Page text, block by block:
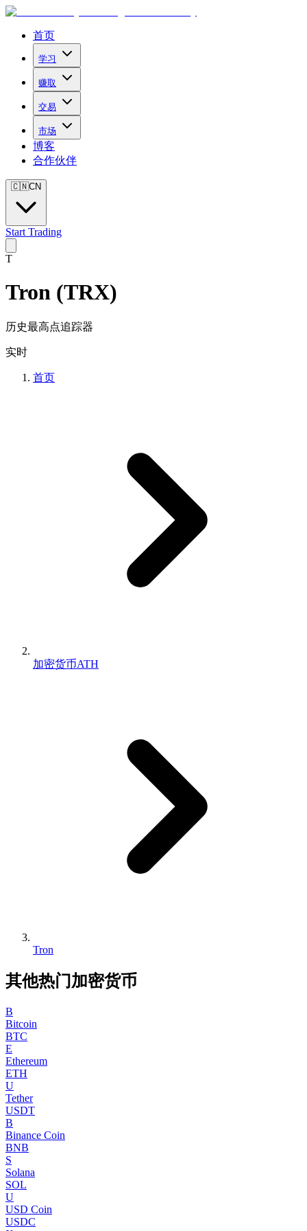
首页
学习
赚取
交易
市场
博客
合作伙伴
🇨🇳CN
Start Trading
T
Tron (TRX)
历史最高点追踪器
实时
首页
加密货币ATH
Tron
其他热门加密货币
B
Bitcoin
BTC
E
Ethereum
ETH
U
Tether
USDT
B
Binance Coin
BNB
S
Solana
SOL
U
USD Coin
USDC